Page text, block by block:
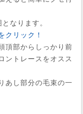
なります。
クリック！
頂部からしっかり前
ントレースをオスス
あし部分の毛束の一